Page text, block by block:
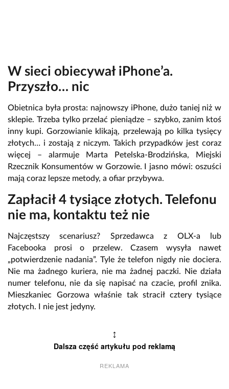
W sieci obiecywał iPhone’a.
Przyszło… nic
Obietnica była prosta: najnowszy iPhone, dużo taniej niż w
sklepie. Trzeba tylko przelać pieniądze – szybko, zanim ktoś
inny kupi. Gorzowianie klikają, przelewają po kilka tysięcy
złotych… i zostają z niczym. Takich przypadków jest coraz
więcej – alarmuje Marta Petelska-Brodzińska, Miejski
Rzecznik Konsumentów w Gorzowie. I jasno mówi: oszuści
mają coraz lepsze metody, a ofiar przybywa.
Zapłacił 4 tysiące złotych. Telefonu
nie ma, kontaktu też nie
Najczęstszy scenariusz? Sprzedawca z OLX-a lub
Facebooka prosi o przelew. Czasem wysyła nawet
„potwierdzenie nadania”. Tyle że telefon nigdy nie dociera.
Nie ma żadnego kuriera, nie ma żadnej paczki. Nie działa
numer telefonu, nie da się napisać na czacie, profil znika.
Mieszkaniec Gorzowa właśnie tak stracił cztery tysiące
złotych. I nie jest jedyny.
↕
Dalsza część artykułu pod reklamą
REKLAMA